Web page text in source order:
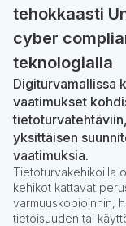
tehokkaasti
cyber
teknologialla
Digiturvamallissa
vaatimukset
yksittäisen
vaatimuksia.
Tietoturvakehikoilla
kehikot kattavat
varmuuskopioinnin,
tietoisuuden tai